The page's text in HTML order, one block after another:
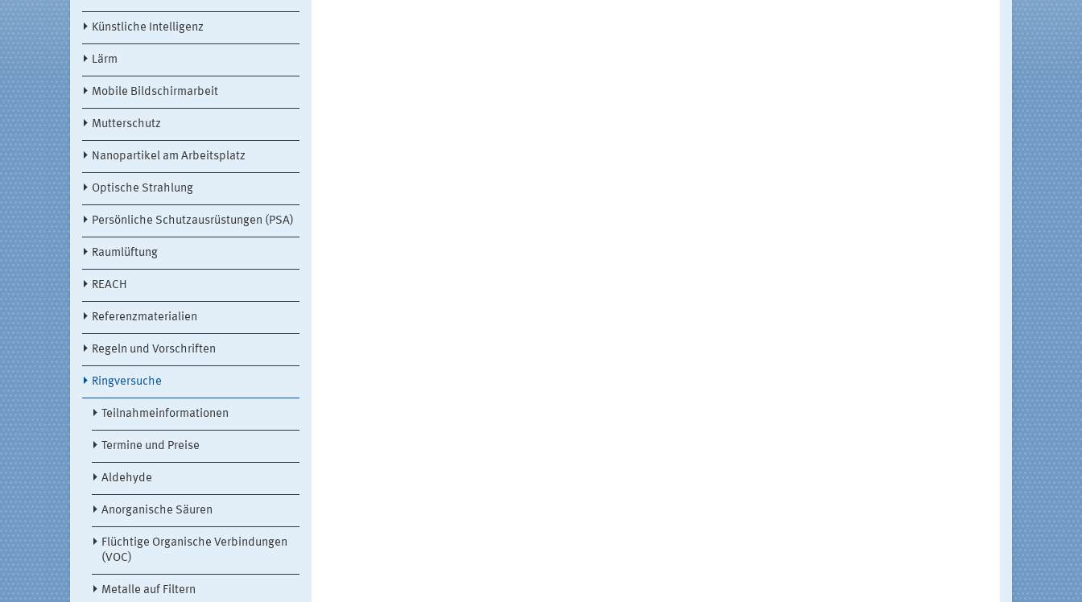
Künstliche Intelligenz
Lärm
Mobile Bildschirmarbeit
Mutterschutz
Nanopartikel am Arbeitsplatz
Optische Strahlung
Persönliche Schutzausrüstungen (PSA)
Raumlüftung
REACH
Referenzmaterialien
Regeln und Vorschriften
Ringversuche
Teilnahmeinformationen
Termine und Preise
Aldehyde
Anorganische Säuren
Flüchtige Organische Verbindungen
(VOC)
Metalle auf Filtern